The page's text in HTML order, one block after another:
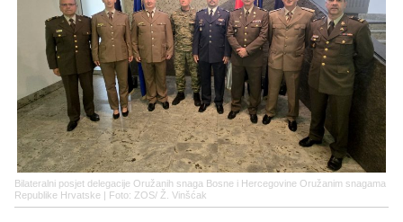
Bilateralni posjet delegacije Oružanih snaga Bosne i Hercegovine Oružanim snagama
Republike Hrvatske | Foto: ZOS/ Ž. Vinšćak